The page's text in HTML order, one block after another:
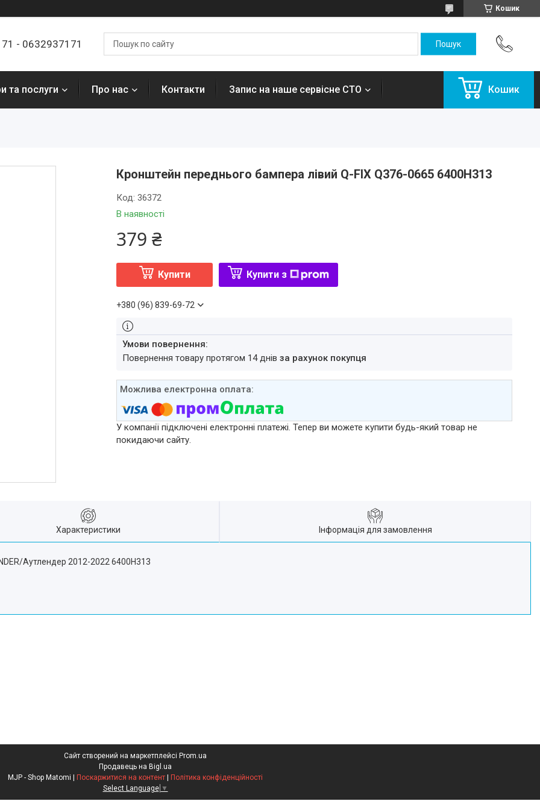
Кошик
- 0632937171
та послуги Про нас Контакти Запис на наше сервісне СТО Кошик
Кронштейн переднього бампера лівий Q-FIX Q376-0665 6400H313
В наявності
Код:36372
379 ₴
Купити Купити з
+380 (96) 839-69-72
повернення товару протягом 14 днівза рахунок покупця
У компанії підключені електронні платежі. Тепер ви можете купити будь-який товар не
покидаючи сайту.
Характеристики Інформація для замовлення
Аутлендер 2012-2022 6400H313
Сайт створений на маркетплейсі Prom.ua
Продавець на Bigl.ua
MJP - Shop Matomi | Поскаржитися на контент | Політика конфіденційності
Select Language ▼